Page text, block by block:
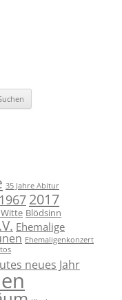
35 Jahre Abitur
1967 2017
Blödsinn
Ehemalige
Ehemaligenkonzert
neues Jahr